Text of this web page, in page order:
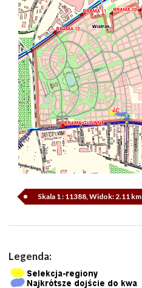
Skala 1 : 11388, Widok: 2.11 km
Legenda: